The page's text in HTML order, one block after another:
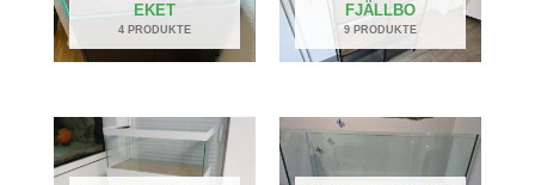
EKET
4 PRODUKTE
FJÄLLBO
9 PRODUKTE